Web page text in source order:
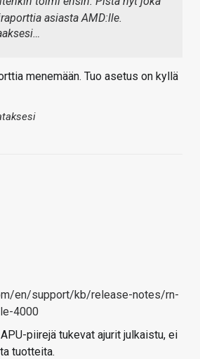
asiasta AMD:lle.
menemään. Tuo asetus on kyllä
en/support/kb/release-notes/rn-
4000
piirejä tukevat ajurit julkaistu, ei
tuotteita.